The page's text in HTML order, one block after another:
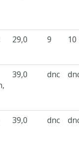
29,0 9 10
39,0 dnc
39,0 dnc